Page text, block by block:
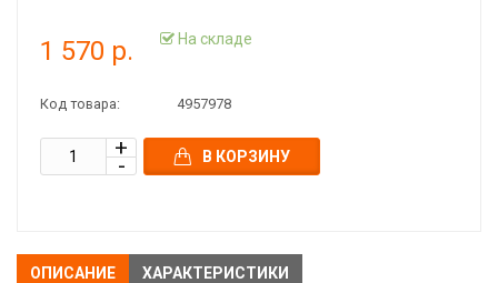
1 570 р. На складе
Код товара: 4957978
В КОРЗИНУ
ОПИСАНИЕ ХАРАКТЕРИСТИКИ